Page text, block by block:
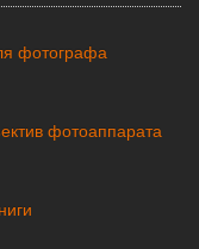
фотографа
фотоаппарата